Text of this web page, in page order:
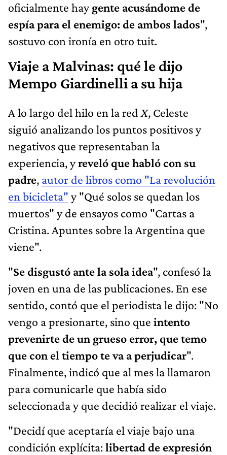
oficialmente haygente acusándome de
espía para el enemigo: de ambos lados",
sostuvo con ironía en otro tuit.
Viaje a Malvinas: qué le dijo
Mempo Giardinelli a su hija
A lo largo del hilo en la red X, Celeste
siguió analizando los puntos positivos y
negativos que representaban la
experiencia, yreveló que habló con su
padre, autor de libros como "La revolución
en bicicleta" y "Qué solos se quedan los
muertos" y de ensayos como "Cartas a
Cristina. Apuntes sobre la Argentina que
viene".
"Se disgustó ante la sola idea", confesó la
joven en una de las publicaciones. En ese
sentido, contó que el periodista le dijo: "No
vengo a presionarte, sino que intento
prevenirte de un grueso error, que temo
que con el tiempo te va a perjudicar".
Finalmente, indicó que al mes la llamaron
para comunicarle que había sido
seleccionada y que decidió realizar el viaje.
"Decidí que aceptaría el viaje bajo una
condición explícita:libertad de expresión